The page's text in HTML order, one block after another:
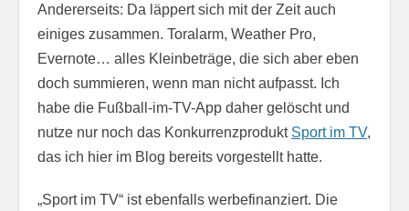
Andererseits: Da läppert sich mit der Zeit auch
einiges zusammen. Toralarm, Weather Pro,
Evernote… alles Kleinbeträge, die sich aber eben
doch summieren, wenn man nicht aufpasst. Ich
habe die Fußball-im-TV-App daher gelöscht und
nutze nur noch das Konkurrenzprodukt Sport im TV,
das ich hier im Blog bereits vorgestellt hatte.
„Sport im TV“ ist ebenfalls werbefinanziert. Die